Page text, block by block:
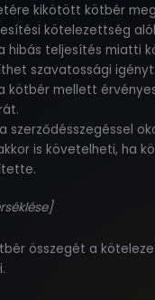
kikötött kötbér
kötelezettség
hibás teljesítés miatti
szavatossági igényt.
kötbér mellett
szerződésszegéssel
is követelheti, ha
összegét a